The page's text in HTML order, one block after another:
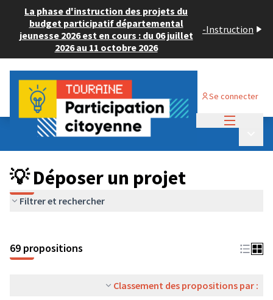
La phase d'instruction des projets du
budget participatif départemental
jeunesse 2026 est en cours : du 06 juillet
2026 au 11 octobre 2026
-Instruction
Se connecter
Budget Participatif ADULTE 2024
💡 Déposer un projet
💡 Déposer un projet
Filtrer et rechercher
69 propositions
Classement des propositions par :